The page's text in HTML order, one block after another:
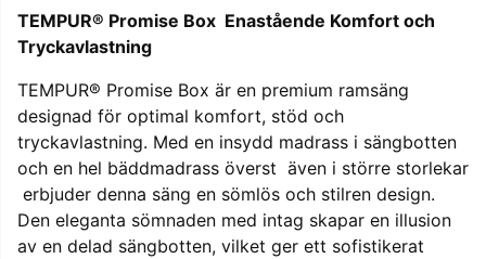
TEMPUR® Promise Box  Enastående Komfort och
Tryckavlastning
TEMPUR® Promise Box är en premium ramsäng
designad för optimal komfort, stöd och
tryckavlastning. Med en insydd madrass i sängbotten
och en hel bäddmadrass överst  även i större storlekar
 erbjuder denna säng en sömlös och stilren design.
Den eleganta sömnaden med intag skapar en illusion
av en delad sängbotten, vilket ger ett sofistikerat